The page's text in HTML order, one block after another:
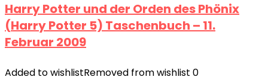
Harry Potter und der Orden des Phönix
(Harry Potter 5) Taschenbuch – 11.
Februar 2009
Added to wishlistRemoved from wishlist 0